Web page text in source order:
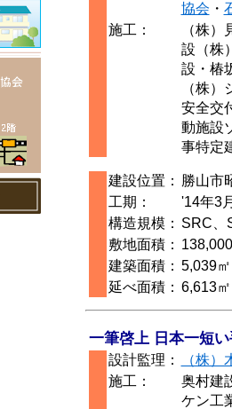
協会 ・
施工：
（株
設（株
設・椿
（株
安全交
動施設
事特定
建設位置： 勝山市
工期：
'14年3
構造規模： SRC、
敷地面積：
建築面積： 5,039㎡
延べ面積： 6,613㎡
一筆啓上 日本一短
設計監理：
（株）
施工：
奥村建
ケン工